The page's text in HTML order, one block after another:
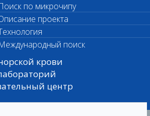
по микрочипу
проекта
поиск
крови
центр